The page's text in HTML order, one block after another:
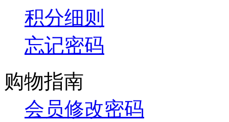
积分细则
忘记密码
购物指南
会员修改密码